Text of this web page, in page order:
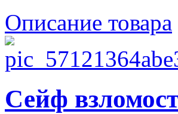
Описание товара
Сейф